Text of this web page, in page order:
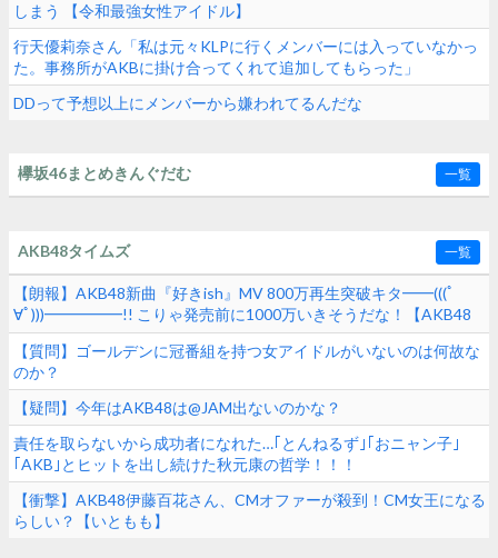
しまう 【令和最強女性アイドル】
行天優莉奈さん「私は元々KLPに行くメンバーには入っていなかっ
た。事務所がAKBに掛け合ってくれて追加してもらった」
DDって予想以上にメンバーから嫌われてるんだな
欅坂46まとめきんぐだむ 一覧
AKB48タイムズ 一覧
【朗報】AKB48新曲『好きish』MV 800万再生突破キタ━━(((ﾟ
∀ﾟ)))━━━━━!! こりゃ発売前に1000万いきそうだな！【AKB48
68thシングル】
【質問】ゴールデンに冠番組を持つ女アイドルがいないのは何故な
のか？
【疑問】今年はAKB48は@JAM出ないのかな？
責任を取らないから成功者になれた…｢とんねるず｣｢おニャン子｣
｢AKB｣とヒットを出し続けた秋元康の哲学！！！
【衝撃】AKB48伊藤百花さん、CMオファーが殺到！CM女王になる
らしい？【いともも】